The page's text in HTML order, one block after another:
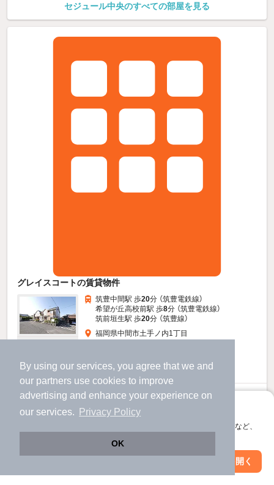
By using our services, you agree that we and
our partners use cookies to improve
advertising and enhance your experience on
our services.
Privacy Policy
OK
アプリに切り替えて、サクサクお部屋探し
会員登録なしですぐ使える。マップ検索やお気に入り保存など、
アプリを開く
セジュール中央のすべての部屋を見る
グレイスコートの賃貸物件
筑豊中間駅 歩20分 （筑豊電鉄線）
希望が丘高校前駅 歩8分 （筑豊電鉄線）
筑前垣生駅 歩20分 （筑豊線）
福岡県中間市土手ノ内1丁目
駐車場あり
駐輪場あり
4.3万円
（管理費4,000円）
敷 不要 礼 不要
2階 / 2LDK / 58.12㎡
絞り込み条件を変更